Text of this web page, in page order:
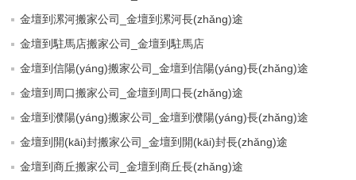
金壇到漯河搬家公司_金壇到漯河長(zhǎng)途
金壇到駐馬店搬家公司_金壇到駐馬店
金壇到信陽(yáng)搬家公司_金壇到信陽(yáng)長(zhǎng)途
金壇到周口搬家公司_金壇到周口長(zhǎng)途
金壇到濮陽(yáng)搬家公司_金壇到濮陽(yáng)長(zhǎng)途
金壇到開(kāi)封搬家公司_金壇到開(kāi)封長(zhǎng)途
金壇到商丘搬家公司_金壇到商丘長(zhǎng)途